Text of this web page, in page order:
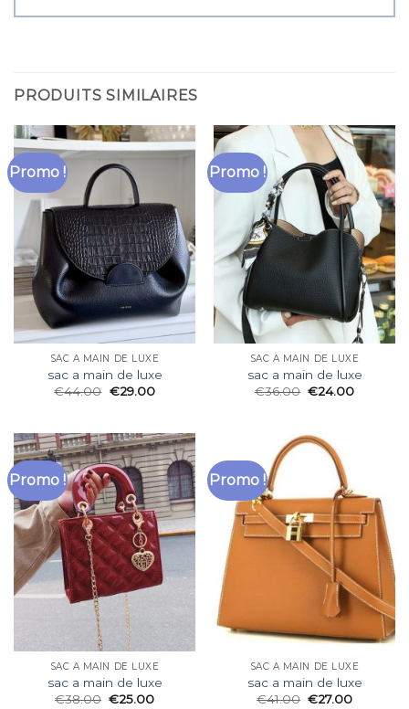
PRODUITS SIMILAIRES
Promo !
SAC A MAIN DE LUXE
sac a main de luxe
€44.00 €29.00
Promo !
SAC A MAIN DE LUXE
sac a main de luxe
€36.00 €24.00
Promo !
SAC A MAIN DE LUXE
sac a main de luxe
€38.00 €25.00
Promo !
SAC A MAIN DE LUXE
sac a main de luxe
€41.00 €27.00